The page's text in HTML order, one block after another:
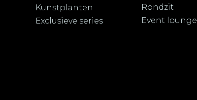
Kunstplanten
Exclusieve series
Rondzit
Event lounge